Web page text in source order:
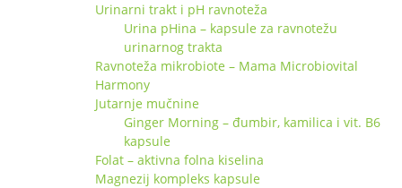
Urinarni trakt i pH ravnoteža
Urina pHina – kapsule za ravnotežu
urinarnog trakta
Ravnoteža mikrobiote – Mama Microbiovital
Harmony
Jutarnje mučnine
Ginger Morning – đumbir, kamilica i vit. B6
kapsule
Folat – aktivna folna kiselina
Magnezij kompleks kapsule